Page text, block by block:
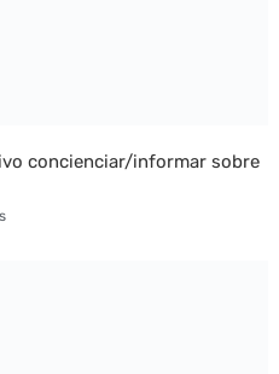
concienciar/informar sobre